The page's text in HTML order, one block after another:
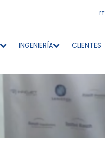
INGENIERÍA CLIENTES